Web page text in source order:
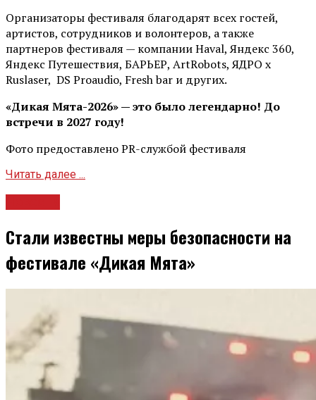
Организаторы фестиваля благодарят всех гостей,
артистов, сотрудников и волонтеров, а также
партнеров фестиваля — компании Haval, Яндекс 360,
Яндекс Путешествия, БАРЬЕР, ArtRobots, ЯДРО х
Ruslaser, DS Proaudio, Fresh bar и других.
«Дикая Мята-2026» — это было легендарно! До
встречи в 2027 году!
Фото предоставлено PR-службой фестиваля
Читать далее ...
Стали известны меры безопасности на
фестивале «Дикая Мята»